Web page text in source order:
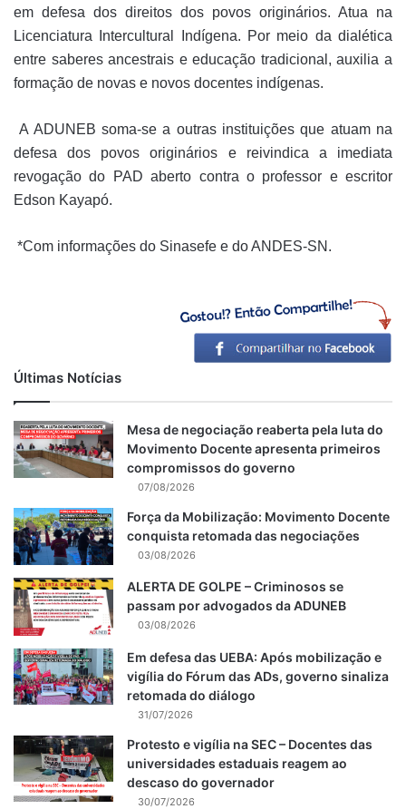
em defesa dos direitos dos povos originários. Atua na
Licenciatura Intercultural Indígena. Por meio da dialética
entre saberes ancestrais e educação tradicional, auxilia a
formação de novas e novos docentes indígenas.
A ADUNEB soma-se a outras instituições que atuam na
defesa dos povos originários e reivindica a imediata
revogação do PAD aberto contra o professor e escritor
Edson Kayapó.
*Com informações do Sinasefe e do ANDES-SN.
Últimas Notícias
Mesa de negociação reaberta pela luta do
Movimento Docente apresenta primeiros
compromissos do governo
07/08/2026
Força da Mobilização: Movimento Docente
conquista retomada das negociações
03/08/2026
ALERTA DE GOLPE – Criminosos se
passam por advogados da ADUNEB
03/08/2026
Em defesa das UEBA: Após mobilização e
vigília do Fórum das ADs, governo sinaliza
retomada do diálogo
31/07/2026
Protesto e vigília na SEC – Docentes das
universidades estaduais reagem ao
descaso do governador
30/07/2026